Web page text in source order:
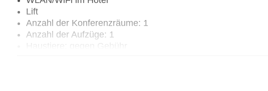
Lift
Anzahl der Konferenzräume: 1
Anzahl der Aufzüge: 1